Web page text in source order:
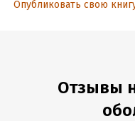
Опубликовать свою
Отзывы